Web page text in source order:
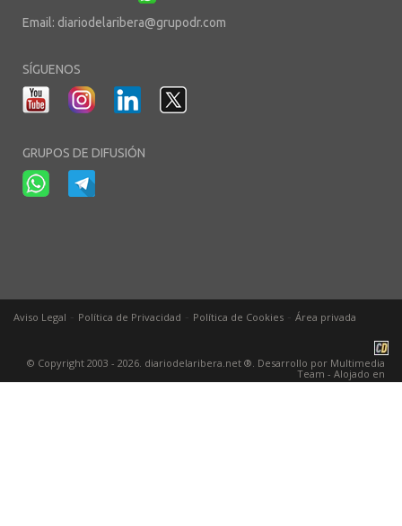
Email: diariodelaribera@grupodr.com
SÍGUENOS
GRUPOS DE DIFUSIÓN
Aviso Legal Política de Privacidad Política de Cookies Área privada
© Copyright 2003 - 2026. diariodelaribera.net ®. Desarrollo por Multimedia
Team - Alojado en